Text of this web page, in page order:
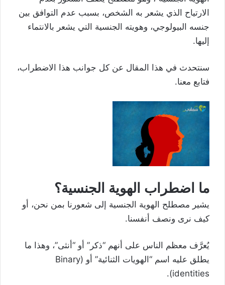
الارتياح الذي يشعر به الشخص، بسبب عدم التوافق بين
جنسه البيولوجي، وهويته الجنسية التي يشعر بالانتماء
إليها.
سنتحدث في هذا المقال عن كل جوانب هذا الاضطراب،
فتابع معنا.
ما اضطراب الهوية الجنسية؟
يشير مصطلح الهوية الجنسية إلى شعورنا بمن نحن، أو
كيف نرى ونصف أنفسنا.
يُعرَّف معظم الناس على أنهم “ذكر” أو “أنثى”، وهذا ما
يطلق عليه اسم “الهويات الثنائية” أو (Binary
identities).